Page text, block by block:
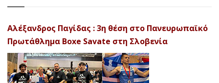
Αλέξανδρος Παγίδας : 3η θέση στο Πανευρωπαϊκό
Πρωτάθλημα Boxe Savate στη Σλοβενία